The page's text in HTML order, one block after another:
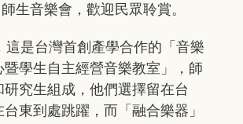
師生音樂會，歡迎民眾聆賞。
是台灣首創產學合作的「音樂
暨學生自主經營音樂教室」，師
研究生組成，他們選擇留在台
東到處跳躍，而「融合樂器」